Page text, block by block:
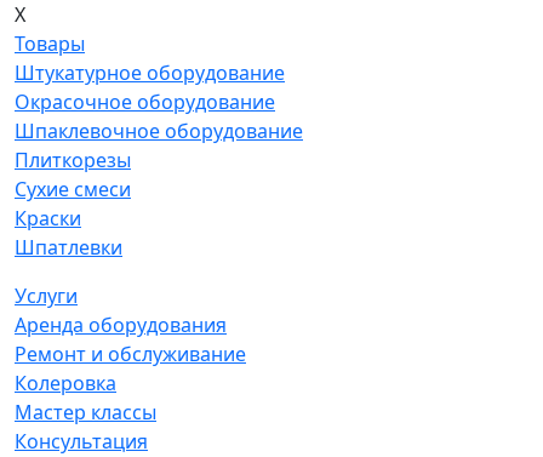
X
Товары
Штукатурное оборудование
Окрасочное оборудование
Шпаклевочное оборудование
Плиткорезы
Сухие смеси
Краски
Шпатлевки
Услуги
Аренда оборудования
Ремонт и обслуживание
Колеровка
Мастер классы
Консультация